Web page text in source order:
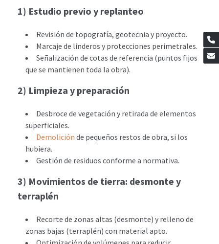
1) Estudio previo y replanteo
Revisión de topografía, geotecnia y proyecto.
Marcaje de linderos y protecciones perimetrales.
Señalización de cotas de referencia (puntos fijos
que se mantienen toda la obra).
2) Limpieza y preparación
Desbroce de vegetación y retirada de elementos
superficiales.
Demolición de pequeños restos de obra, si los
hubiera.
Gestión de residuos conforme a normativa.
3) Movimientos de tierra: desmonte y
terraplén
Recorte de zonas altas (desmonte) y relleno de
zonas bajas (terraplén) con material apto.